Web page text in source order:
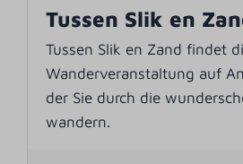
Tussen Slik en
Tussen Slik en Zand findet
Wanderveranstaltung auf
der Sie durch die
wandern.